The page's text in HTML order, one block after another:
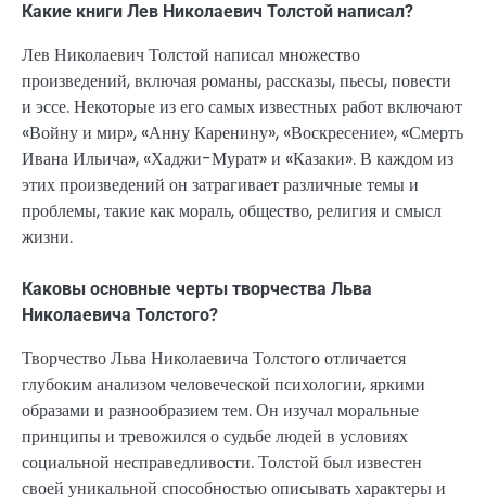
Какие книги Лев Николаевич Толстой написал?
Лев Николаевич Толстой написал множество
произведений, включая романы, рассказы, пьесы, повести
и эссе. Некоторые из его самых известных работ включают
«Войну и мир», «Анну Каренину», «Воскресение», «Смерть
Ивана Ильича», «Хаджи-Мурат» и «Казаки». В каждом из
этих произведений он затрагивает различные темы и
проблемы, такие как мораль, общество, религия и смысл
жизни.
Каковы основные черты творчества Льва
Николаевича Толстого?
Творчество Льва Николаевича Толстого отличается
глубоким анализом человеческой психологии, яркими
образами и разнообразием тем. Он изучал моральные
принципы и тревожился о судьбе людей в условиях
социальной несправедливости. Толстой был известен
своей уникальной способностью описывать характеры и